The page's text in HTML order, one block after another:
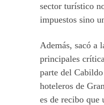
sector turístico
impuestos sino
Además, sacó a
principales
parte del
hoteleros de
es de recibo que